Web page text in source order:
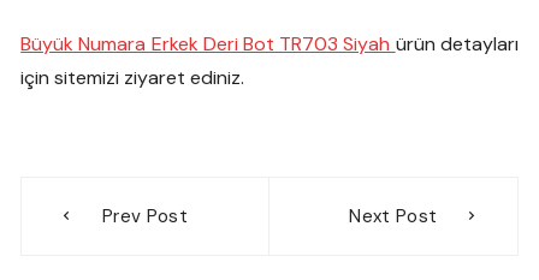
Büyük Numara Erkek Deri Bot TR703 Siyah ürün detayları
için sitemizi ziyaret ediniz.
gezinmesi
Prev Post Next Post